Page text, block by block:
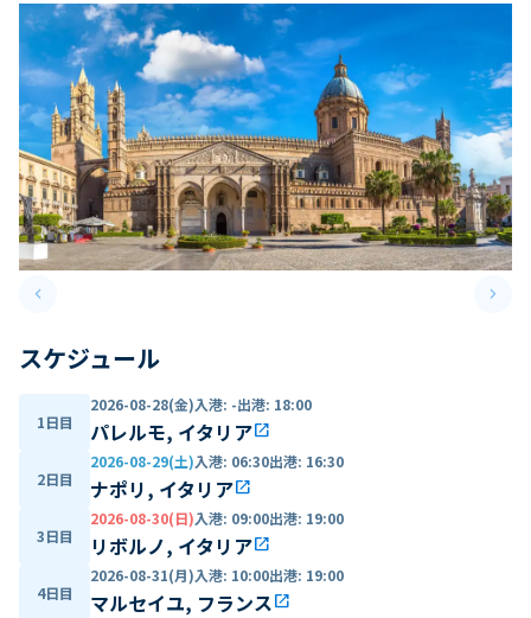
keyboard_arrow_leftPrevious slide keyboard_arrow_right
スケジュール
1日目
2026-08-28(金)入港: -出港: 18:00
パレルモ, イタリアopen_in_new
2日目
2026-08-29(土)入港: 06:30出港: 16:30
ナポリ, イタリアopen_in_new
3日目
2026-08-30(日)入港: 09:00出港: 19:00
リボルノ, イタリアopen_in_new
4日目
2026-08-31(月)入港: 10:00出港: 19:00
マルセイユ, フランスopen_in_new